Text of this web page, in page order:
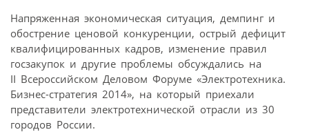
Напряженная экономическая ситуация, демпинг и
обострение ценовой конкуренции, острый дефицит
квалифицированных кадров, изменение правил
госзакупок и другие проблемы обсуждались на
II Всероссийском Деловом Форуме «Электротехника.
Бизнес-стратегия 2014», на который приехали
представители электротехнической отрасли из 30
городов России.